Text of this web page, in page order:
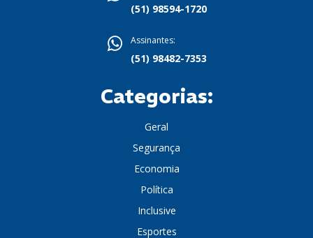
(51) 98594-1720
Assinantes:
(51) 98482-7353
Categorias:
Geral
Segurança
Economia
Política
Inclusive
Esportes